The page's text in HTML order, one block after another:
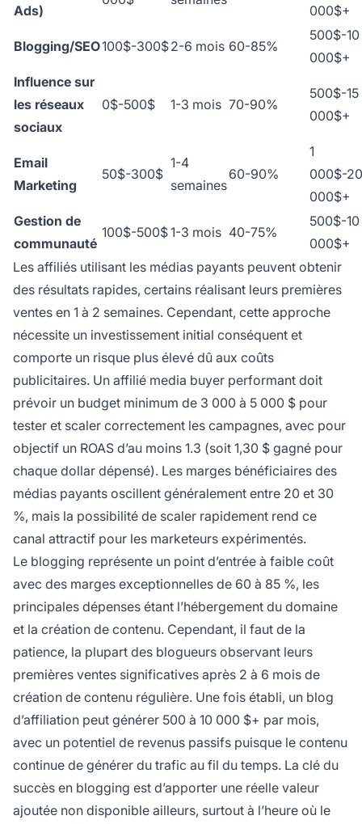
Ads) 000$+
Blogging/SEO100$-300$2-6 mois 60-85%
500$-10
000$+
Influence sur
les réseaux
sociaux
0$-500$ 1-3 mois 70-90%
500$-15
000$+
Email
Marketing
50$-300$
1-4
semaines
60-90%
1
000$-20
000$+
Gestion de
communauté
100$-500$1-3 mois 40-75%
500$-10
000$+
Les affiliés utilisant les médias payants peuvent obtenir
des résultats rapides, certains réalisant leurs premières
ventes en 1 à 2 semaines. Cependant, cette approche
nécessite un investissement initial conséquent et
comporte un risque plus élevé dû aux coûts
publicitaires. Un affilié media buyer performant doit
prévoir un budget minimum de 3 000 à 5 000 $ pour
tester et scaler correctement les campagnes, avec pour
objectif un ROAS d’au moins 1.3 (soit 1,30 $ gagné pour
chaque dollar dépensé). Les marges bénéficiaires des
médias payants oscillent généralement entre 20 et 30
%, mais la possibilité de scaler rapidement rend ce
canal attractif pour les marketeurs expérimentés.
Le blogging représente un point d’entrée à faible coût
avec des marges exceptionnelles de 60 à 85 %, les
principales dépenses étant l’hébergement du domaine
et la création de contenu. Cependant, il faut de la
patience, la plupart des blogueurs observant leurs
premières ventes significatives après 2 à 6 mois de
création de contenu régulière. Une fois établi, un blog
d’affiliation peut générer 500 à 10 000 $+ par mois,
avec un potentiel de revenus passifs puisque le contenu
continue de générer du trafic au fil du temps. La clé du
succès en blogging est d’apporter une réelle valeur
ajoutée non disponible ailleurs, surtout à l’heure où le